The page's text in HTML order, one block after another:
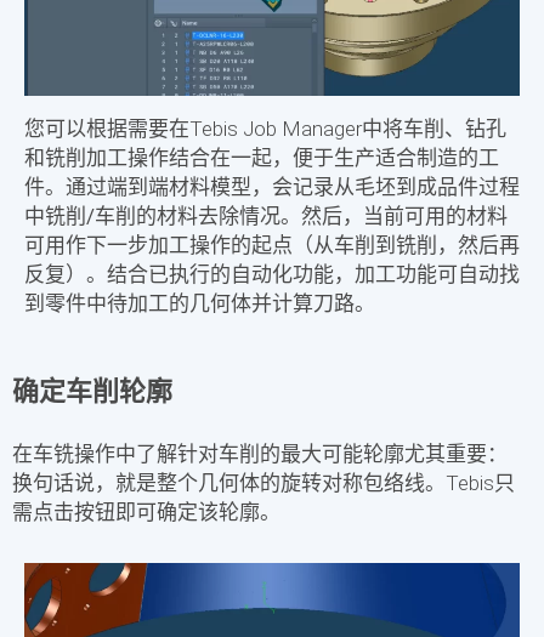
您可以根据需要在Tebis Job Manager中将车削、钻孔
和铣削 加工操作结合在一起，便于生产适合制造的工
件。通过端到端材料模型 ，会记录从毛坯到 成品件过程
中铣削/车削 的材料去除情况。然后，当前可用的材料
可用作下一步加工操作的起点（从车削到铣削，然后再
反复）。结合已执行的自动化功能 ，加工功能可自动找
到零件中待加工的几何体并计算刀路。
确定车削轮廓
在车铣操作中了解针对车削 的最大可能轮廓尤其重要：
换句话说，就是整个几何体的旋转对称包络线。Tebis只
需点击按钮即可确定该轮廓。